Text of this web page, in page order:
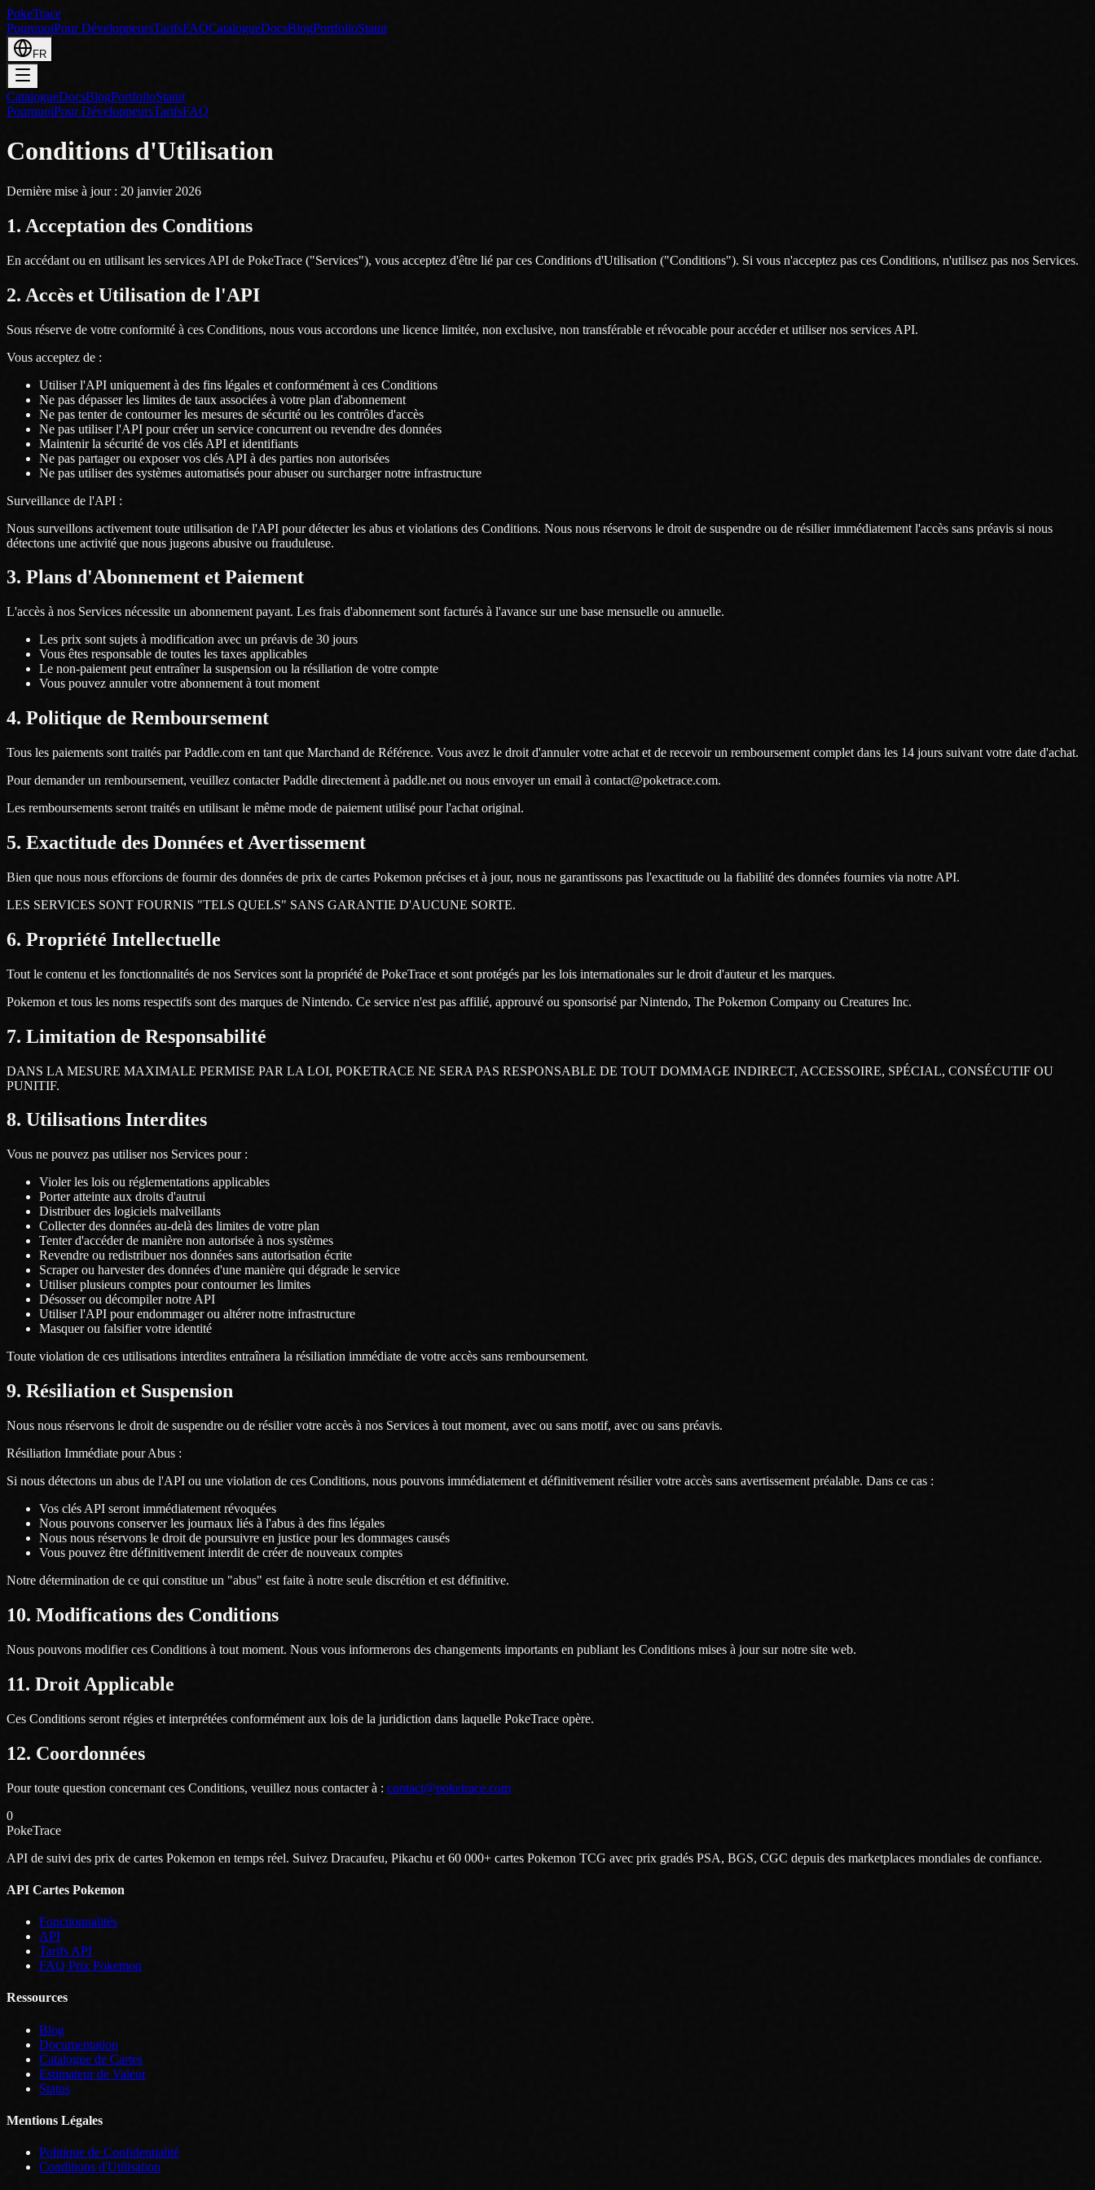
PokeTrace
PourquoiPour DéveloppeursTarifsFAQCatalogueDocsBlogPortfolioStatut
FR
CatalogueDocsBlogPortfolioStatut
PourquoiPour DéveloppeursTarifsFAQ
Conditions d'Utilisation
Dernière mise à jour : 20 janvier 2026
1. Acceptation des Conditions
En accédant ou en utilisant les services API de PokeTrace ("Services"), vous acceptez d'être lié par ces Conditions d'Utilisation ("Conditions"). Si vous n'acceptez pas ces Conditions, n'utilisez pas nos Services.
2. Accès et Utilisation de l'API
Sous réserve de votre conformité à ces Conditions, nous vous accordons une licence limitée, non exclusive, non transférable et révocable pour accéder et utiliser nos services API.
Vous acceptez de :
Utiliser l'API uniquement à des fins légales et conformément à ces Conditions
Ne pas dépasser les limites de taux associées à votre plan d'abonnement
Ne pas tenter de contourner les mesures de sécurité ou les contrôles d'accès
Ne pas utiliser l'API pour créer un service concurrent ou revendre des données
Maintenir la sécurité de vos clés API et identifiants
Ne pas partager ou exposer vos clés API à des parties non autorisées
Ne pas utiliser des systèmes automatisés pour abuser ou surcharger notre infrastructure
Surveillance de l'API :
Nous surveillons activement toute utilisation de l'API pour détecter les abus et violations des Conditions. Nous nous réservons le droit de suspendre ou de résilier immédiatement l'accès sans préavis si nous
détectons une activité que nous jugeons abusive ou frauduleuse.
3. Plans d'Abonnement et Paiement
L'accès à nos Services nécessite un abonnement payant. Les frais d'abonnement sont facturés à l'avance sur une base mensuelle ou annuelle.
Les prix sont sujets à modification avec un préavis de 30 jours
Vous êtes responsable de toutes les taxes applicables
Le non-paiement peut entraîner la suspension ou la résiliation de votre compte
Vous pouvez annuler votre abonnement à tout moment
4. Politique de Remboursement
Tous les paiements sont traités par Paddle.com en tant que Marchand de Référence. Vous avez le droit d'annuler votre achat et de recevoir un remboursement complet dans les 14 jours suivant votre date d'achat.
Pour demander un remboursement, veuillez contacter Paddle directement à paddle.net ou nous envoyer un email à contact@poketrace.com.
Les remboursements seront traités en utilisant le même mode de paiement utilisé pour l'achat original.
5. Exactitude des Données et Avertissement
Bien que nous nous efforcions de fournir des données de prix de cartes Pokemon précises et à jour, nous ne garantissons pas l'exactitude ou la fiabilité des données fournies via notre API.
LES SERVICES SONT FOURNIS "TELS QUELS" SANS GARANTIE D'AUCUNE SORTE.
6. Propriété Intellectuelle
Tout le contenu et les fonctionnalités de nos Services sont la propriété de PokeTrace et sont protégés par les lois internationales sur le droit d'auteur et les marques.
Pokemon et tous les noms respectifs sont des marques de Nintendo. Ce service n'est pas affilié, approuvé ou sponsorisé par Nintendo, The Pokemon Company ou Creatures Inc.
7. Limitation de Responsabilité
DANS LA MESURE MAXIMALE PERMISE PAR LA LOI, POKETRACE NE SERA PAS RESPONSABLE DE TOUT DOMMAGE INDIRECT, ACCESSOIRE, SPÉCIAL, CONSÉCUTIF OU
PUNITIF.
8. Utilisations Interdites
Vous ne pouvez pas utiliser nos Services pour :
Violer les lois ou réglementations applicables
Porter atteinte aux droits d'autrui
Distribuer des logiciels malveillants
Collecter des données au-delà des limites de votre plan
Tenter d'accéder de manière non autorisée à nos systèmes
Revendre ou redistribuer nos données sans autorisation écrite
Scraper ou harvester des données d'une manière qui dégrade le service
Utiliser plusieurs comptes pour contourner les limites
Désosser ou décompiler notre API
Utiliser l'API pour endommager ou altérer notre infrastructure
Masquer ou falsifier votre identité
Toute violation de ces utilisations interdites entraînera la résiliation immédiate de votre accès sans remboursement.
9. Résiliation et Suspension
Nous nous réservons le droit de suspendre ou de résilier votre accès à nos Services à tout moment, avec ou sans motif, avec ou sans préavis.
Résiliation Immédiate pour Abus :
Si nous détectons un abus de l'API ou une violation de ces Conditions, nous pouvons immédiatement et définitivement résilier votre accès sans avertissement préalable. Dans ce cas :
Vos clés API seront immédiatement révoquées
Nous pouvons conserver les journaux liés à l'abus à des fins légales
Nous nous réservons le droit de poursuivre en justice pour les dommages causés
Vous pouvez être définitivement interdit de créer de nouveaux comptes
Notre détermination de ce qui constitue un "abus" est faite à notre seule discrétion et est définitive.
10. Modifications des Conditions
Nous pouvons modifier ces Conditions à tout moment. Nous vous informerons des changements importants en publiant les Conditions mises à jour sur notre site web.
11. Droit Applicable
Ces Conditions seront régies et interprétées conformément aux lois de la juridiction dans laquelle PokeTrace opère.
12. Coordonnées
Pour toute question concernant ces Conditions, veuillez nous contacter à : contact@poketrace.com
0
PokeTrace
API de suivi des prix de cartes Pokemon en temps réel. Suivez Dracaufeu, Pikachu et 60 000+ cartes Pokemon TCG avec prix gradés PSA, BGS, CGC depuis des marketplaces mondiales de confiance.
API Cartes Pokemon
Fonctionnalités
API
Tarifs API
FAQ Prix Pokemon
Ressources
Blog
Documentation
Catalogue de Cartes
Estimateur de Valeur
Status
Mentions Légales
Politique de Confidentialité
Conditions d'Utilisation